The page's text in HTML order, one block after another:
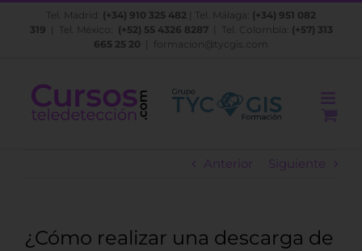
Saltar
Tel. Madrid: (+34) 910 325 482 | Tel. Málaga: (+34) 951 082
319 | Tel. México: (+52) 55 4326 8287| Tel. Colombia: (+57) 313
665 25 20
formacion@tycgis.com
Anterior Siguiente
¿Cómo realizar una descarga de